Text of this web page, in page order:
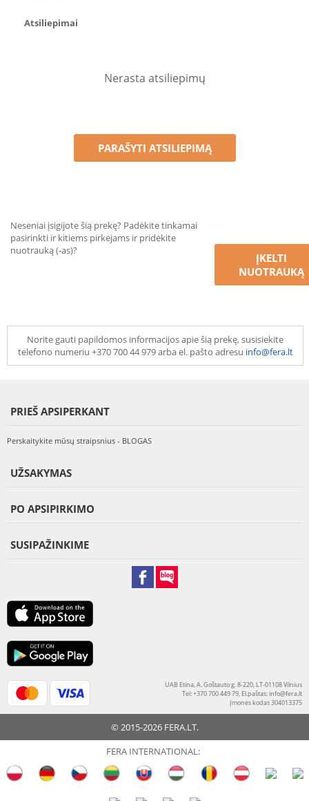
Atsiliepimai
Nerasta atsiliepimų
PARAŠYTI ATSILIEPIMĄ
Neseniai įsigijote šią prekę? Padėkite tinkamai
pasirinkti ir kitiems pirkėjams ir pridėkite
nuotrauką (-as)?
ĮKELTI
NUOTRAUKĄ
Norite gauti papildomos informacijos apie šią prekę, susisiekite
telefono numeriu +370 700 44 979 arba el. pašto adresu info@fera.lt
PRIEŠ APSIPERKANT
Perskaitykite mūsų straipsnius - BLOGAS
UŽSAKYMAS
PO APSIPIRKIMO
SUSIPAŽINKIME
UAB Etina, A. Goštauto g. 8-220, LT-01108 Vilnius
Tel: +370 700 449 79, El.paštas:info@fera.lt
Įmonės kodas 304013375
© 2015-2026 FERA.LT.
FERA INTERNATIONAL: